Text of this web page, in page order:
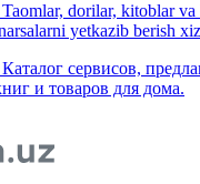
dorilar, kitoblar va
yetkazib berish
сервисов,
и товаров для дома.